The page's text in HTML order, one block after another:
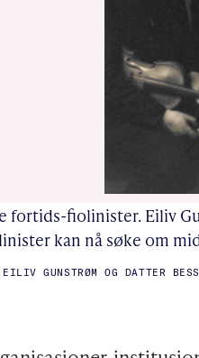
fortids-fiolinister. Eiliv
kan nå søke om
FOTO:
EILIV GUNSTRØM OG DATTER